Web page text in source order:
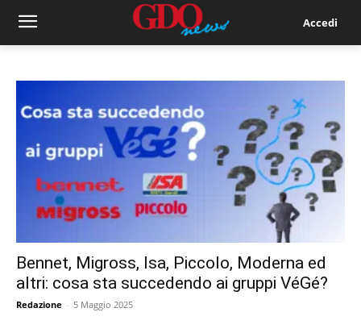
Accedi
Bennet, Migross, Isa, Piccolo, Moderna ed
altri: cosa sta succedendo ai gruppi VéGé?
Redazione - 5 Maggio 2025